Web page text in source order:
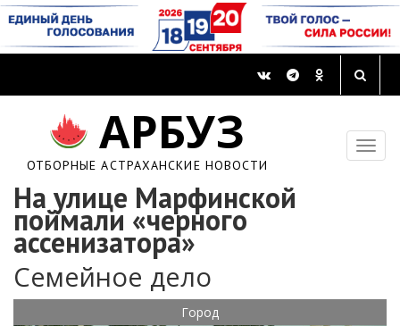
АРБУЗ
ОТБОРНЫЕ АСТРАХАНСКИЕ НОВОСТИ
На улице Марфинской
поймали «черного
ассенизатора»
Семейное дело
Город